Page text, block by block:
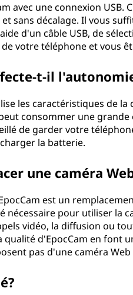
avec une connexion
sans décalage. Il vous
d'un câble USB, de
votre téléphone et vous
t-il
les caractéristiques de
consommer une
de garder votre
la batterie.
une caméra
est un
pour utiliser la
vidéo, la diffusion ou
qualité d'EpocCam en font
pas d'une caméra